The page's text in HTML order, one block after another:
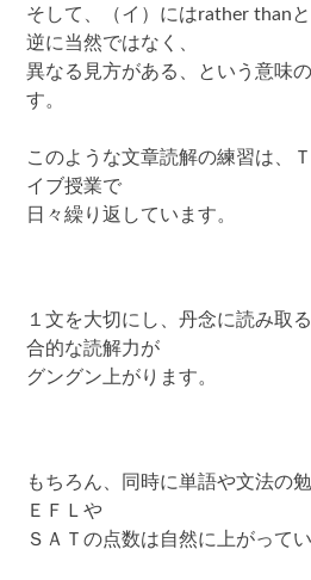
そして、（イ）にはrather than
逆に当然ではなく、
異なる見方がある、という意味
す。
このような文章読解の練習は、
イブ授業で
日々繰り返しています。
１文を大切にし、丹念に読み取
合的な読解力が
グングン上がります。
もちろん、同時に単語や文法の
ＥＦＬや
ＳＡＴの点数は自然に上がってい